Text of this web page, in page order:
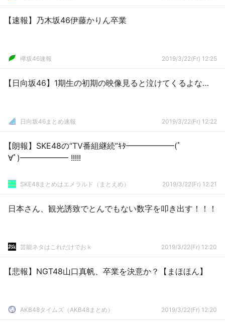
【速報】乃木坂46伊藤かりん卒業
欅坂46速報 2019/3/22(Fr) 12:25
【日向坂46】1期生の初期の映像見ると泣けてくるよな…
日向坂46まとめ速報 2019/3/22(Fr) 12:22
【朗報】SKE48の“TV番組継続”ｷﾀ━━━━━━(ﾟ
∀ﾟ)━━━━━━ !!!!!
SKE48まとめはエメラルド（まとえめ） 2019/3/22(Fr) 12:21
日本さん、観光誘致でとんでもない数字を叩き出す！！！
芸能ネタはこれだけでおｋ 2019/3/22(Fr) 12:20
【悲報】NGT48山口真帆、卒業を決意か？【まほほん】
AKB48タイムズ（AKB48まとめ） 2019/3/22(Fr) 12:20